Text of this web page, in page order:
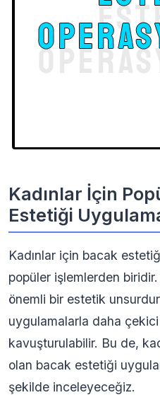
Kadınlar İçin
Estetiği
Kadınlar için bacak
popüler işlemlerden
önemli bir estetik
uygulamalarla daha
kavuşturulabilir. Bu de,
olan bacak estetiği
şekilde inceleyeceğiz.